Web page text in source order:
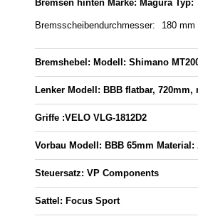
Bremsen hinten Marke: Magura Typ:
Bremsscheibendurchmesser: 180 mm
Bremshebel: Modell: Shimano
Lenker Modell: BBB flatbar,
Griffe :VELO VLG-1812D2
Vorbau Modell: BBB 65mm Material:
Steuersatz: VP Components
Sattel: Focus Sport